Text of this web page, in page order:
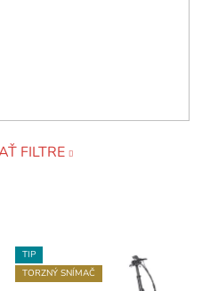
FILTRE
TIP
TORZNÝ SNÍMAČ